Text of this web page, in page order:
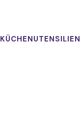
KÜCHENUTENSILIEN